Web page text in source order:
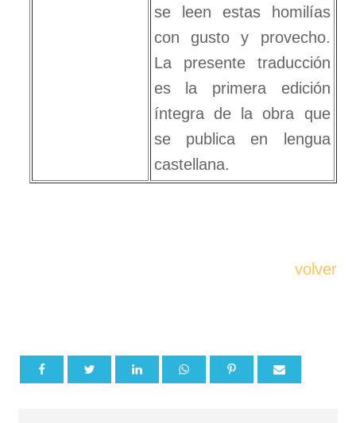
se leen estas homilías
con gusto y provecho.
La presente traducción
es la primera edición
íntegra de la obra que
se publica en lengua
castellana.
volver